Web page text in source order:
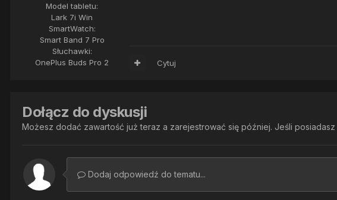
Model tabletu:
Lark 7i Win
SmartWatch:
Smart Band 7 Pro
Słuchawki:
OnePlus Buds Pro 2
Cytuj
Dołącz do dyskusji
Możesz dodać zawartość już teraz a zarejestrować się później. Jeśli posiadasz
Dodaj odpowiedź do tematu...